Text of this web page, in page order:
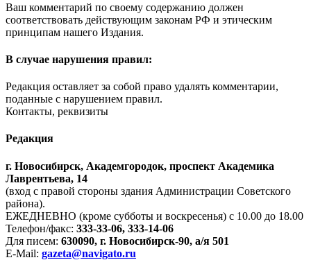
Ваш комментарий по своему содержанию должен
соответствовать действующим законам РФ и этическим
принципам нашего Издания.
В случае нарушения правил:
Редакция оставляет за собой право удалять комментарии,
поданные с нарушением правил.
Контакты, реквизиты
Редакция
г. Новосибирск, Академгородок, проспект Академика
Лаврентьева, 14
(вход с правой стороны здания Администрации Советского
района).
ЕЖЕДНЕВНО (кроме субботы и воскресенья) с 10.00 до 18.00
Телефон/факс: 333-33-06, 333-14-06
Для писем: 630090, г. Новосибирск-90, а/я 501
E-Mail: gazeta@navigato.ru